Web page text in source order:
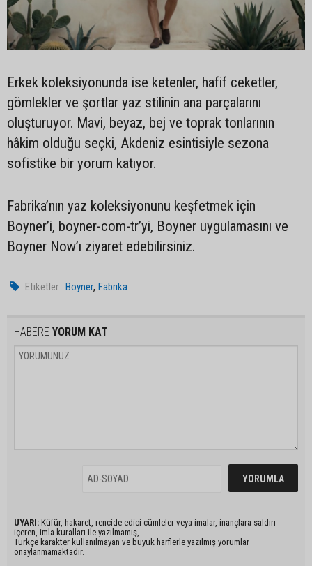
Erkek koleksiyonunda ise ketenler, hafif ceketler,
gömlekler ve şortlar yaz stilinin ana parçalarını
oluşturuyor. Mavi, beyaz, bej ve toprak tonlarının
hâkim olduğu seçki, Akdeniz esintisiyle sezona
sofistike bir yorum katıyor.
Fabrika’nın yaz koleksiyonunu keşfetmek için
Boyner’i, boyner-com-tr’yi, Boyner uygulamasını ve
Boyner Now’ı ziyaret edebilirsiniz.
Etiketler : Boyner,Fabrika
HABERE YORUM KAT
UYARI: Küfür, hakaret, rencide edici cümleler veya imalar, inançlara saldırı
içeren, imla kuralları ile yazılmamış,
Türkçe karakter kullanılmayan ve büyük harflerle yazılmış yorumlar
onaylanmamaktadır.